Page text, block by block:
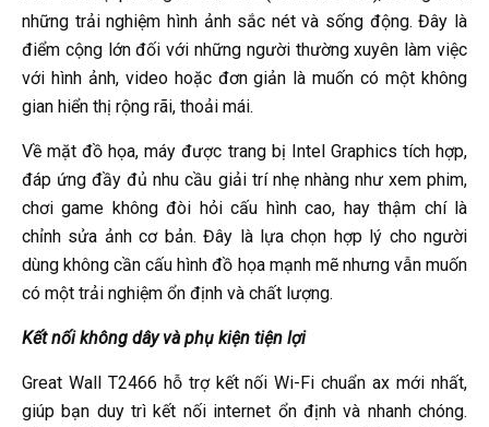
những trải nghiệm hình ảnh sắc nét và sống động. Đây là
điểm cộng lớn đối với những người thường xuyên làm việc
với hình ảnh, video hoặc đơn giản là muốn có một không
gian hiển thị rộng rãi, thoải mái.
Về mặt đồ họa, máy được trang bị Intel Graphics tích hợp,
đáp ứng đầy đủ nhu cầu giải trí nhẹ nhàng như xem phim,
chơi game không đòi hỏi cấu hình cao, hay thậm chí là
chỉnh sửa ảnh cơ bản. Đây là lựa chọn hợp lý cho người
dùng không cần cấu hình đồ họa mạnh mẽ nhưng vẫn muốn
có một trải nghiệm ổn định và chất lượng.
Kết nối không dây và phụ kiện tiện lợi
Great Wall T2466 hỗ trợ kết nối Wi-Fi chuẩn ax mới nhất,
giúp bạn duy trì kết nối internet ổn định và nhanh chóng.